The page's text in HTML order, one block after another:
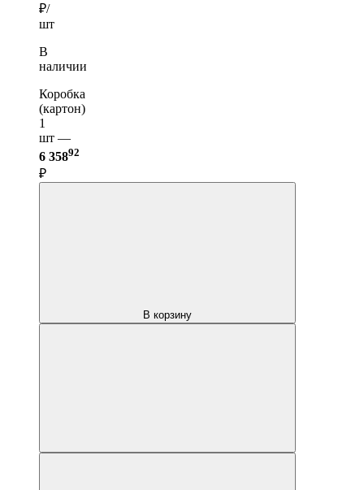
₽/
шт
В
наличии
Коробка
(картон)
1
шт —
6 35892
₽
В корзину